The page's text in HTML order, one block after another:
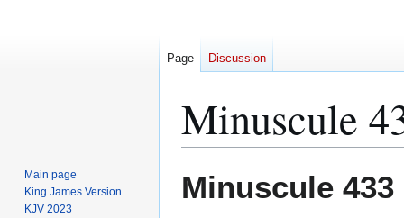
Minuscule
toto
Minuscule 433
Page Discussion
Main page
King James Version
KJV 2023